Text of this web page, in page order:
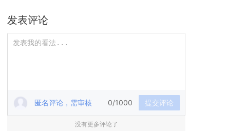
发表评论
匿名评论，需审核 0/1000 提交评论
没有更多评论了